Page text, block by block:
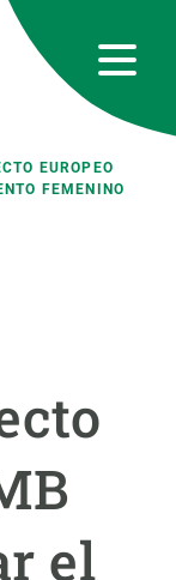
EUROPEO
FEMENINO
el